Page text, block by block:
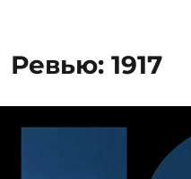
Ревью: 1917